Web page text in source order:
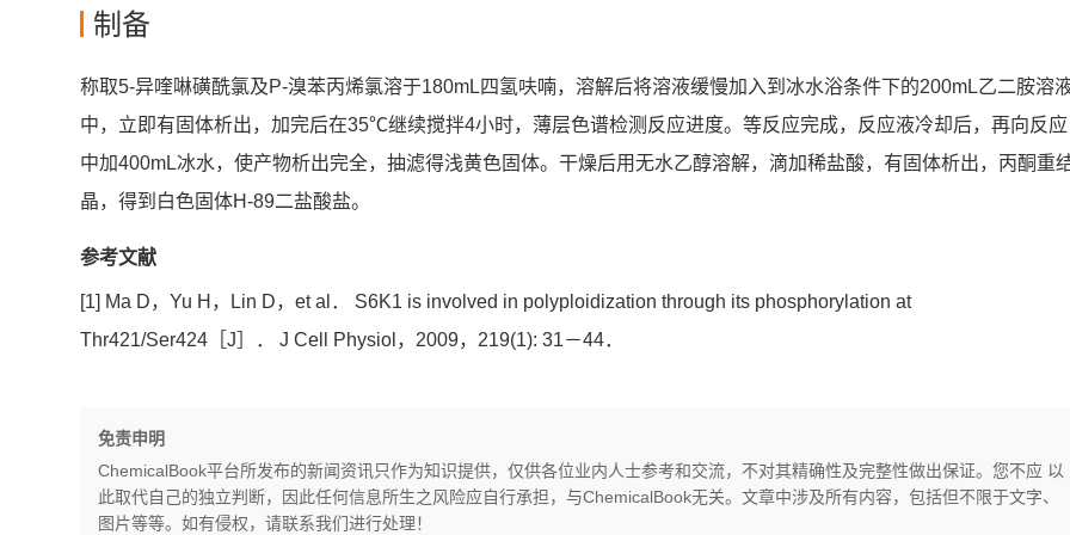
制备
称取5-异喹啉磺酰氯及P-溴苯丙烯氯溶于180mL四氢呋喃，溶解后将溶液缓慢加入到冰水浴条件下的200mL乙二胺溶
中，立即有固体析出，加完后在35℃继续搅拌4小时，薄层色谱检测反应进度。等反应完成，反应液冷却后，再向反应
中加400mL冰水，使产物析出完全，抽滤得浅黄色固体。干燥后用无水乙醇溶解，滴加稀盐酸，有固体析出，丙酮重
晶，得到白色固体H-89二盐酸盐。
参考文献
[1] Ma D，Yu H，Lin D，et al． S6K1 is involved in polyploidization through its phosphorylation at
Thr421/Ser424［J］． J Cell Physiol，2009，219(1): 31－44．
免责申明
ChemicalBook平台所发布的新闻资讯只作为知识提供，仅供各位业内人士参考和交流，不对其精确性及完整性做出保证。您不应 以
此取代自己的独立判断，因此任何信息所生之风险应自行承担，与ChemicalBook无关。文章中涉及所有内容，包括但不限于文字、
图片等等。如有侵权，请联系我们进行处理！